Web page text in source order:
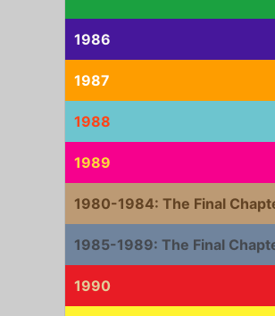
1986
1987
1988
1989
1980-1984: The Final
1985-1989: The Final
1990